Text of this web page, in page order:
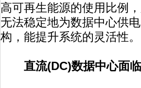
高可再生能源的使用比例
无法稳定地为数据中心供
构，能提升系统的灵活性。
直流(DC)数据中心面